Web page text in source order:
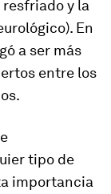
y la
En
a ser más
entre los
tipo de
importancia